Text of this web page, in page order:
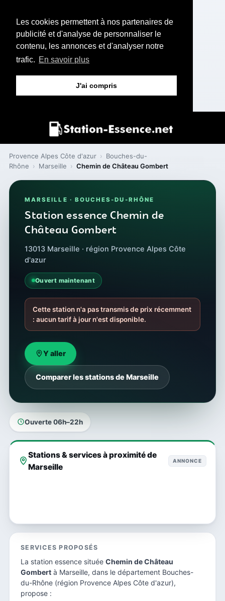
Les cookies permettent à nos partenaires de
publicité et d'analyse de personnaliser le
contenu, les annonces et d'analyser notre
trafic. En savoir plus
J'ai compris
Provence Alpes Côte d'azur › Bouches-du-
Rhône › Marseille › Chemin de Château Gombert
MARSEILLE · BOUCHES-DU-RHÔNE
Station essence Chemin de
Château Gombert
13013 Marseille · région Provence Alpes Côte
d'azur
Ouvert maintenant
Cette station n'a pas transmis de prix récemment
: aucun tarif à jour n'est disponible.
Y aller
Comparer les stations de Marseille
Ouverte 06h–22h
Stations & services à proximité de
Marseille
ANNONCE
SERVICES PROPOSÉS
La station essence située Chemin de Château
Gombert à Marseille, dans le département Bouches-
du-Rhône (région Provence Alpes Côte d'azur),
propose :